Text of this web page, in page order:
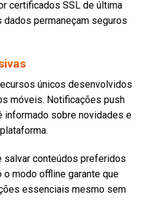
certificados SSL de última
dados permaneçam seguros
únicos desenvolvidos
móveis. Notificações push
informado sobre novidades e
conteúdos preferidos
o modo offline garante que
essenciais mesmo sem